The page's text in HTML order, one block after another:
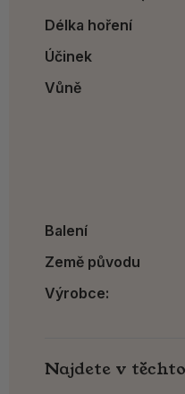
Délka hoření
Účinek
Vůně
Balení
Země původu
Výrobce:
Najdete v